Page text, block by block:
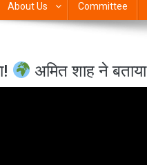
About Us Committee
अमित शाह ने